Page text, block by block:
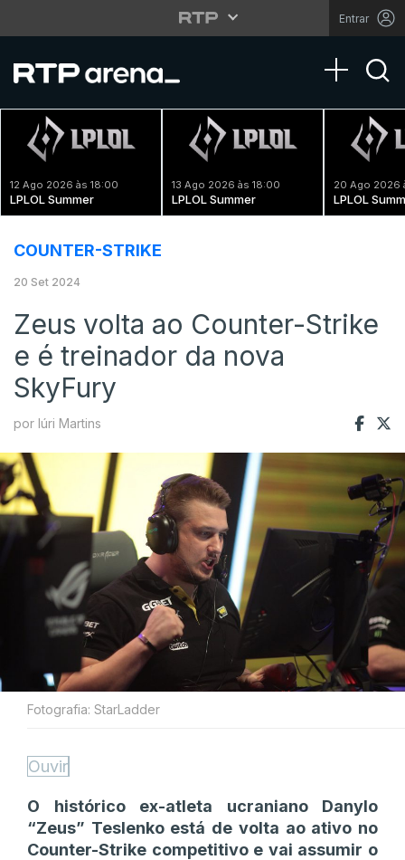
Entrar
Toggle
12 Ago 2026 às 18:00
LPLOL Summer
13 Ago 2026 às 18:00
LPLOL Summer
20 Ago 2026
LPLOL
COUNTER-STRIKE
20 Set 2024
Zeus volta ao Counter-Strike
e é treinador da nova
SkyFury
por Iúri Martins
Fotografia: StarLadder
Ouvir
O histórico ex-atleta ucraniano Danylo
“Zeus” Teslenko está de volta ao ativo no
Counter-Strike competitivo e vai assumir o